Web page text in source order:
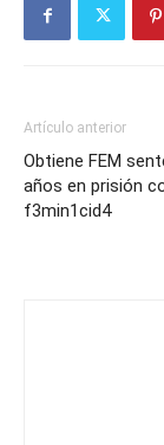
Artículo anterior
Obtiene FEM
años en prisión
f3min1cid4